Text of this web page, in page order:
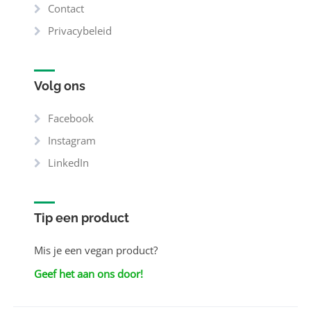
Contact
Privacybeleid
Volg ons
Facebook
Instagram
LinkedIn
Tip een product
Mis je een vegan product?
Geef het aan ons door!